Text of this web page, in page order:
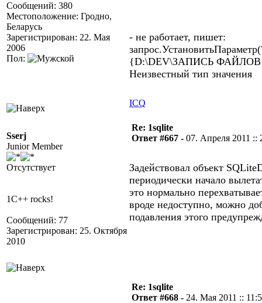
Сообщений: 380
Местоположение: Гродно,
Беларусь
Зарегистрирован: 22. Мая
2006
Пол:
- не работает, пишет:
{D:\DEV\ЗАПИСЬ ФАЙЛОВ В
Неизвестный тип значения
ICQ
Sserj
Junior Member
Отсутствует
1C++ rocks!
Сообщений: 77
Зарегистрирован: 25. Октября
2010
Re: 1sqlite
Ответ #667 - 07. Апреля 2011 ::
Задействовал объект
периодически начало
это нормально
вроде недоступно, можно
подавления этого
Re: 1sqlite
Ответ #668 - 24. Мая 2011 ::